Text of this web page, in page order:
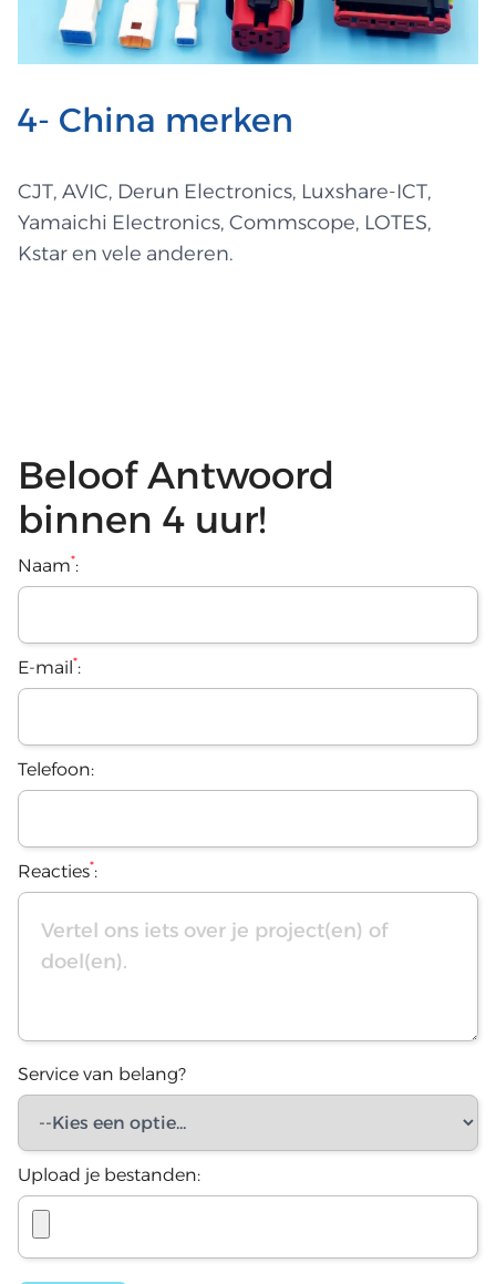
4- China merken
CJT, AVIC, Derun Electronics, Luxshare-ICT,
Yamaichi Electronics, Commscope, LOTES,
Kstar en vele anderen.
Beloof Antwoord
binnen 4 uur!
Naam*:
E-mail*:
Telefoon:
Reacties*:
Service van belang?
Upload je bestanden: